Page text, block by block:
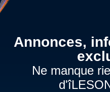
Annonces,
Ne manque